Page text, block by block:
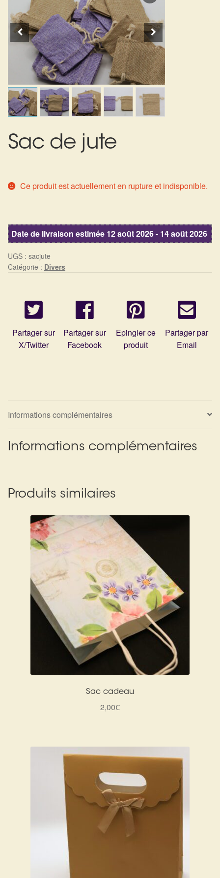
Nouveautés
Bolas
Bracelets
Pierres
Harmonisation de l’être
Harmonisation des lieux
Sels de bain
Encens
Ésotérisme : les pratiques spirituelles du monde invisible
Arts Divinatoires : Percez les Mystères de l’Invisible
Protection énergétique : Trouvez votre bouclier
Les pierres en détail
Test — Quelle Gardienne ?
La roue de l’année
Mon compte
Validation de la commande
Panier
Sac de jute
Ce produit est actuellement en rupture et indisponible.
Date de livraison estimée 12 août 2026 - 14 août 2026
UGS : sacjute
Catégorie : Divers
Partager sur
X/Twitter
Partager sur
Facebook
Epingler ce
produit
Partager par
Email
Informations complémentaires
Informations complémentaires
Produits similaires
Sac cadeau
2,00€